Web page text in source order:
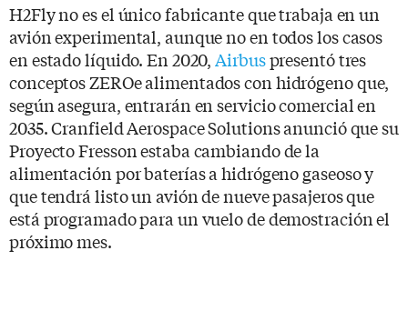
H2Fly no es el único fabricante que trabaja en un
avión experimental, aunque no en todos los casos
en estado líquido. En 2020,Airbuspresentó tres
conceptos ZEROe alimentados con hidrógeno que,
según asegura, entrarán en servicio comercial en
2035. Cranfield Aerospace Solutions anunció que su
Proyecto Fresson estaba cambiando de la
alimentación por baterías a hidrógeno gaseoso y
que tendrá listo un avión de nueve pasajeros que
está programado para un vuelo de demostración el
próximo mes.